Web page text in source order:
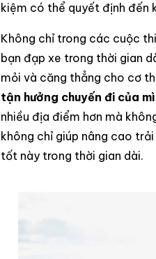
kiệm có thể quyết định đến
Không chỉ trong các cuộc
bạn đạp xe trong thời gian
mỏi và căng thẳng cho cơ
tận hưởng chuyến đi của
nhiều địa điểm hơn mà
không chỉ giúp nâng cao
tốt này trong thời gian dài.